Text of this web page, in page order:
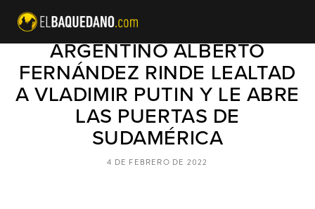
PRESIDENTE SOCIALISTA
ARGENTINO ALBERTO
FERNÁNDEZ RINDE LEALTAD
A VLADIMIR PUTIN Y LE ABRE
LAS PUERTAS DE
SUDAMÉRICA
4 DE FEBRERO DE 2022